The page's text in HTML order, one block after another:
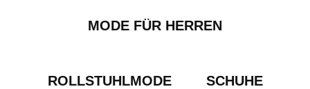
MODE FÜR HERREN
ROLLSTUHLMODE SCHUHE